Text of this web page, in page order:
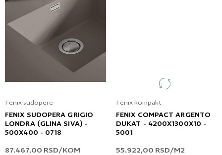
Fenix sudopere
FENIX SUDOPERA GRIGIO
LONDRA (GLINA SIVA) -
500X400 - 0718
87.467,00 RSD/KOM
Fenix kompakt
FENIX COMPACT ARGENTO
DUKAT - 4200X1300X10 -
5001
55.922,00 RSD/M2